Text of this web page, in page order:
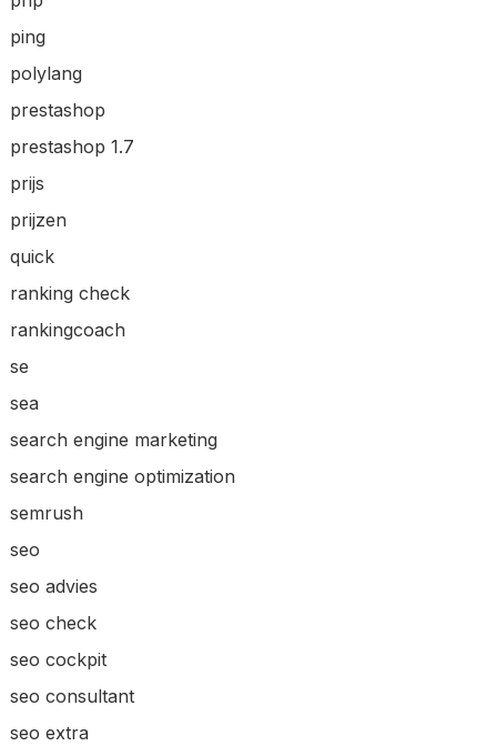
ping
polylang
prestashop
prestashop 1.7
prijs
prijzen
quick
ranking check
rankingcoach
se
sea
search engine marketing
search engine optimization
semrush
seo
seo advies
seo check
seo cockpit
seo consultant
seo extra